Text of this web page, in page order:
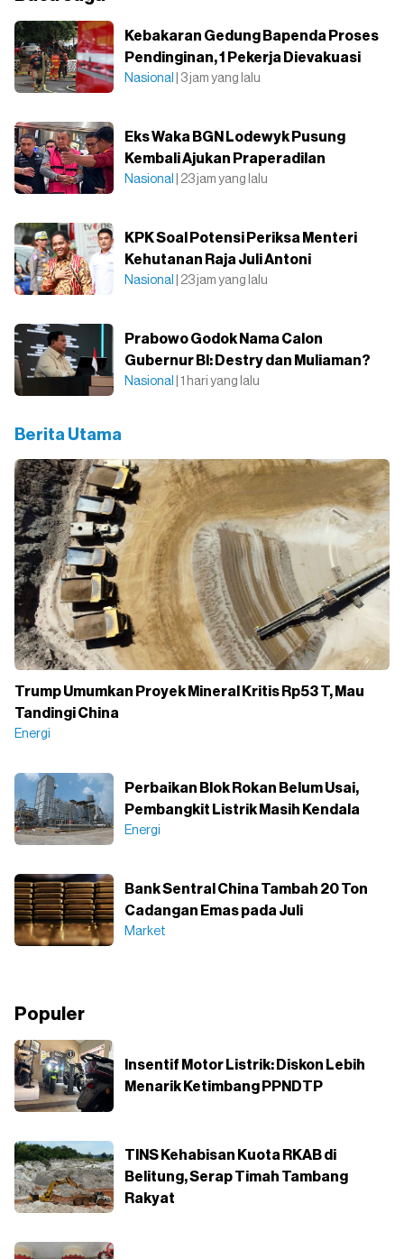
Kebakaran Gedung Bapenda Proses
Pendinginan, 1 Pekerja Dievakuasi
Nasional | 3 jam yang lalu
Eks Waka BGN Lodewyk Pusung
Kembali Ajukan Praperadilan
Nasional | 23 jam yang lalu
KPK Soal Potensi Periksa Menteri
Kehutanan Raja Juli Antoni
Nasional | 23 jam yang lalu
Prabowo Godok Nama Calon
Gubernur BI: Destry dan Muliaman?
Nasional | 1 hari yang lalu
Berita Utama
Trump Umumkan Proyek Mineral Kritis Rp53 T, Mau
Tandingi China
Energi
Perbaikan Blok Rokan Belum Usai,
Pembangkit Listrik Masih Kendala
Energi
Bank Sentral China Tambah 20 Ton
Cadangan Emas pada Juli
Market
Populer
Insentif Motor Listrik: Diskon Lebih
Menarik Ketimbang PPNDTP
TINS Kehabisan Kuota RKAB di
Belitung, Serap Timah Tambang
Rakyat